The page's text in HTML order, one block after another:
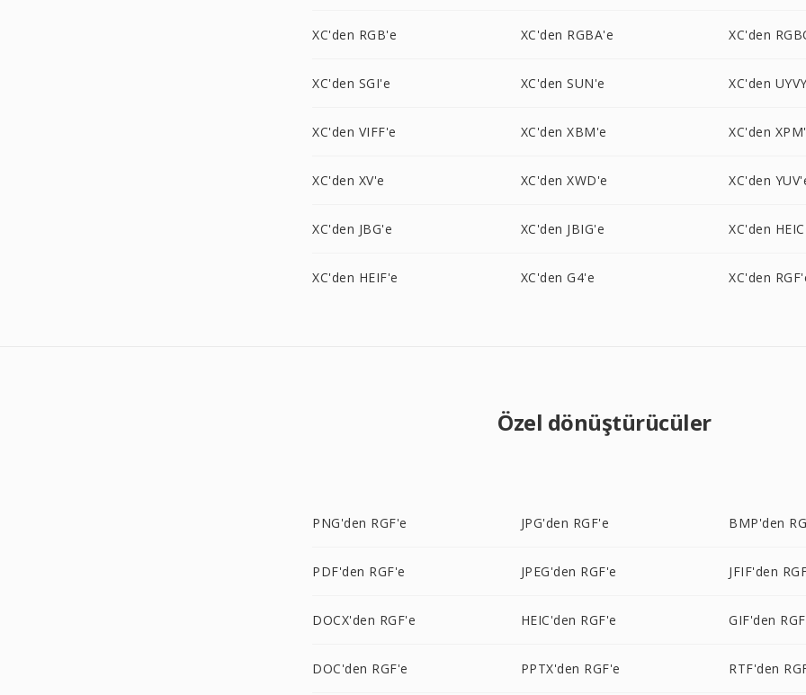
XC'den RGB'e XC'den RGBA'e XC'den
XC'den SGI'e XC'den SUN'e XC'den
XC'den VIFF'e XC'den XBM'e XC'den
XC'den XV'e XC'den XWD'e XC'den
XC'den JBG'e XC'den JBIG'e XC'den
XC'den HEIF'e XC'den G4'e XC'den
Özel dönüştürücüler
PNG'den RGF'e JPG'den RGF'e BMP'den
PDF'den RGF'e JPEG'den RGF'e JFIF'den
DOCX'den RGF'e HEIC'den RGF'e GIF'den
DOC'den RGF'e PPTX'den RGF'e RTF'den